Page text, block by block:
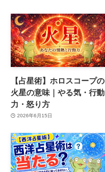
【占星術】ホロスコープの
火星の意味｜やる気・行動
力・怒り方
2026年6月15日